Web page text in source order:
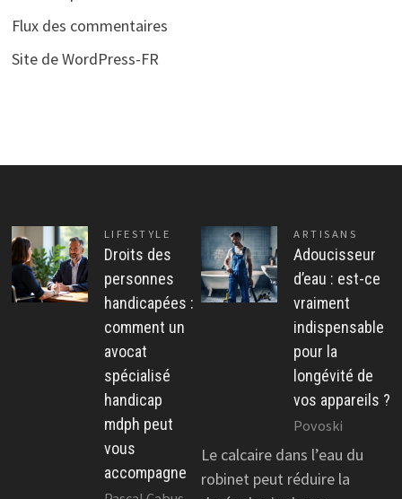
Flux des commentaires
Site de WordPress-FR
LIFESTYLE
Droits des
personnes
handicapées :
comment un
avocat
spécialisé
handicap
mdph peut
vous
accompagne
ARTISANS
Adoucisseur
d’eau : est-ce
vraiment
indispensable
pour la
longévité de
vos appareils ?
Povoski
Le calcaire dans l’eau du
robinet peut réduire la